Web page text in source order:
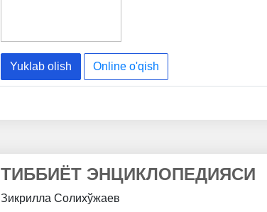
Yuklab olish Online o'qish
ТИББИЁТ ЭНЦИКЛОПЕДИЯСИ
Зикрилла Солихўжаев